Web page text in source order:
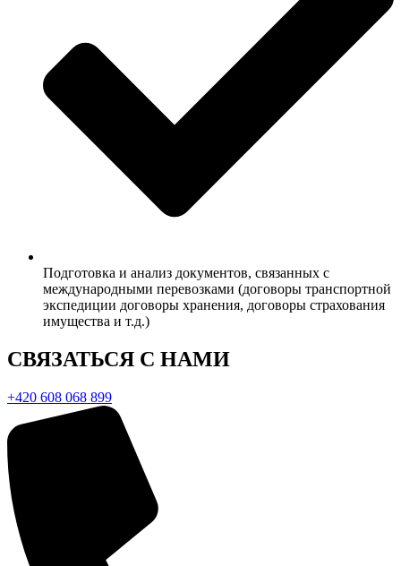
Подготовка и анализ документов, связанных с
международными перевозками (договоры транспортной
экспедиции договоры хранения, договоры страхования
имущества и т.д.)
СВЯЗАТЬСЯ С НАМИ
+420 608 068 899